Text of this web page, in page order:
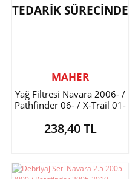
TEDARİK SÜRECİNDE
MAHER
Yağ Filtresi Navara 2006- /
Pathfinder 06- / X-Trail 01-
238,40 TL